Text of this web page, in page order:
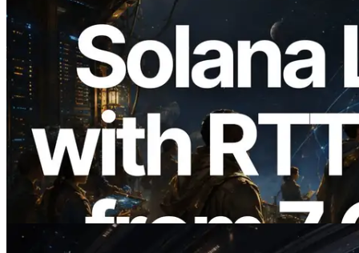
2026.08.05
ERPC expande a Solana Leader Slot API
com medição de ping a partir de 7 regiões
globais — Validators Information API
também lançada